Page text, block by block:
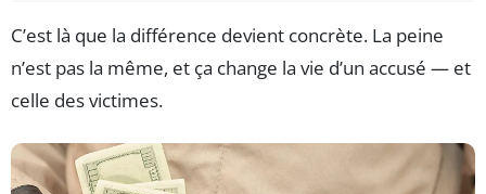
C’est là que la différence devient concrète. La peine
n’est pas la même, et ça change la vie d’un accusé — et
celle des victimes.